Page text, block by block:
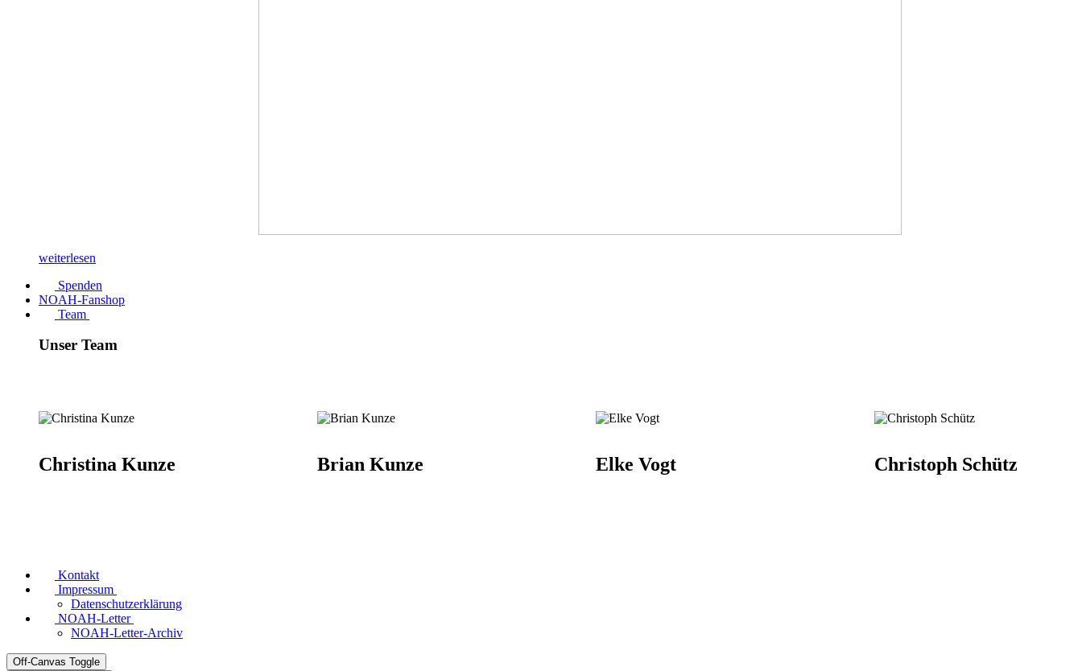
weiterlesen
Spenden
NOAH-Fanshop
Team
Unser Team
Christina Kunze Brian Kunze Elke Vogt Christoph Schütz
Kontakt
Impressum
Datenschutzerklärung
NOAH-Letter
NOAH-Letter-Archiv
Off-Canvas Toggle